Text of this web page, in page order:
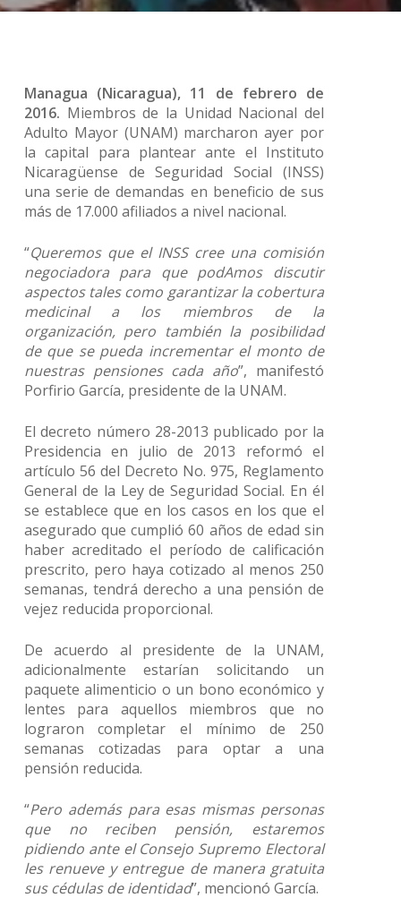
Managua (Nicaragua), 11 de febrero de
2016. Miembros de la Unidad Nacional del
Adulto Mayor (UNAM) marcharon ayer por
la capital para plantear ante el Instituto
Nicaragüense de Seguridad Social (INSS)
una serie de demandas en beneficio de sus
más de 17.000 afiliados a nivel nacional.
“Queremos que el INSS cree una comisión
negociadora para que podAmos discutir
aspectos tales como garantizar la cobertura
medicinal a los miembros de la
organización, pero también la posibilidad
de que se pueda incrementar el monto de
nuestras pensiones cada año”, manifestó
Porfirio García, presidente de la UNAM.
El decreto número 28-2013 publicado por la
Presidencia en julio de 2013 reformó el
artículo 56 del Decreto No. 975, Reglamento
General de la Ley de Seguridad Social. En él
se establece que en los casos en los que el
asegurado que cumplió 60 años de edad sin
haber acreditado el período de calificación
prescrito, pero haya cotizado al menos 250
semanas, tendrá derecho a una pensión de
vejez reducida proporcional.
De acuerdo al presidente de la UNAM,
adicionalmente estarían solicitando un
paquete alimenticio o un bono económico y
lentes para aquellos miembros que no
lograron completar el mínimo de 250
semanas cotizadas para optar a una
pensión reducida.
“Pero además para esas mismas personas
que no reciben pensión, estaremos
pidiendo ante el Consejo Supremo Electoral
les renueve y entregue de manera gratuita
sus cédulas de identidad”, mencionó García.